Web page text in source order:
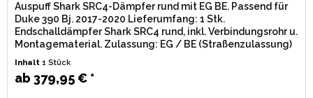
Auspuff Shark SRC4-Dämpfer rund mit EG BE. Passend für
Duke 390 Bj. 2017-2020 Lieferumfang: 1 Stk.
Endschalldämpfer Shark SRC4 rund, inkl. Verbindungsrohr u.
Montagematerial. Zulassung: EG / BE (Straßenzulassung)
mit eingestanzter...
Inhalt1 Stück
ab 379,95 € *